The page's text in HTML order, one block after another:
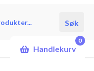
Søk
Handlekurv
0